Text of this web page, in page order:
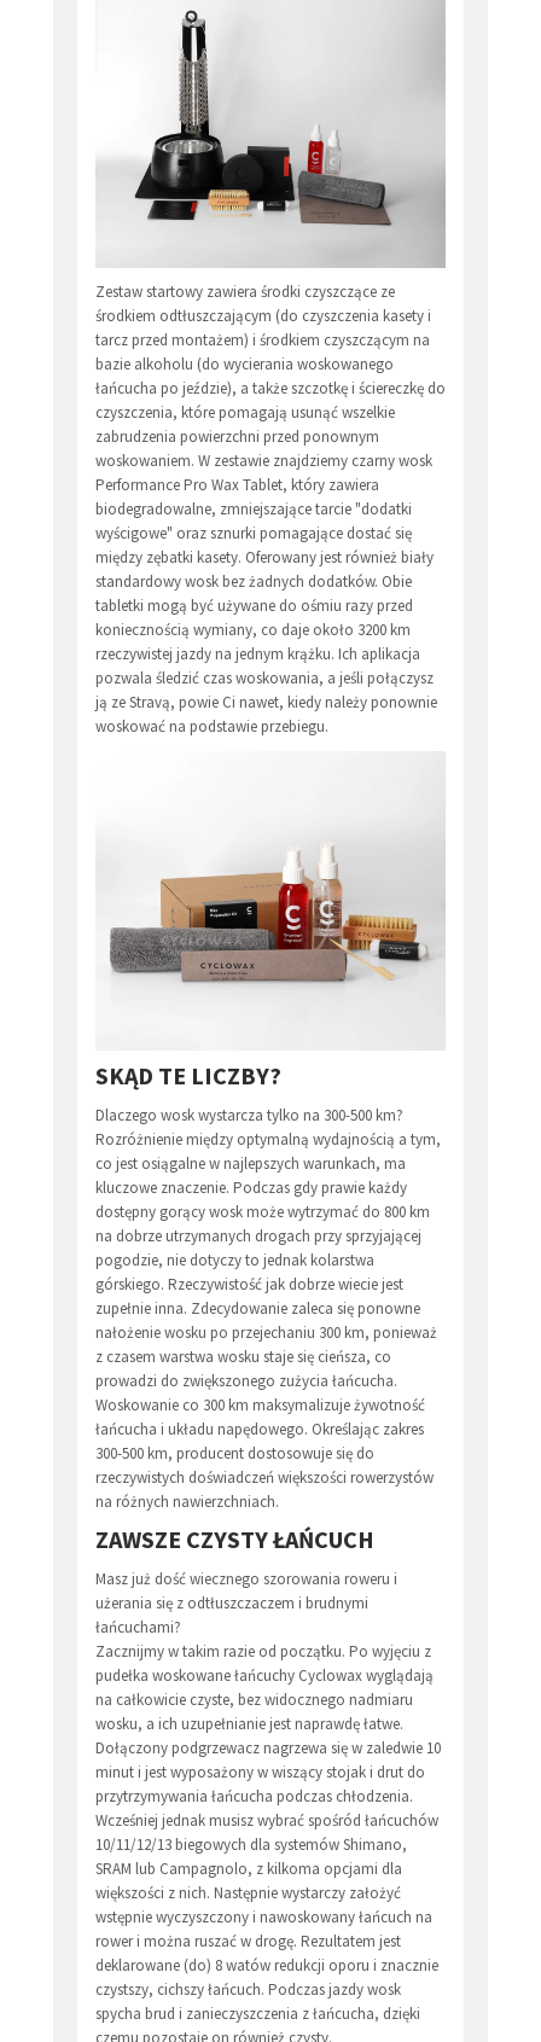
Zestaw startowy zawiera środki czyszczące ze
środkiem odtłuszczającym (do czyszczenia kasety i
tarcz przed montażem) i środkiem czyszczącym na
bazie alkoholu (do wycierania woskowanego
łańcucha po jeździe), a także szczotkę i ściereczkę do
czyszczenia, które pomagają usunąć wszelkie
zabrudzenia powierzchni przed ponownym
woskowaniem. W zestawie znajdziemy czarny wosk
Performance Pro Wax Tablet, który zawiera
biodegradowalne, zmniejszające tarcie "dodatki
wyścigowe" oraz sznurki pomagające dostać się
między zębatki kasety. Oferowany jest również biały
standardowy wosk bez żadnych dodatków. Obie
tabletki mogą być używane do ośmiu razy przed
koniecznością wymiany, co daje około 3200 km
rzeczywistej jazdy na jednym krążku. Ich aplikacja
pozwala śledzić czas woskowania, a jeśli połączysz
ją ze Stravą, powie Ci nawet, kiedy należy ponownie
woskować na podstawie przebiegu.
SKĄD TE LICZBY?
Dlaczego wosk wystarcza tylko na 300-500 km?
Rozróżnienie między optymalną wydajnością a tym,
co jest osiągalne w najlepszych warunkach, ma
kluczowe znaczenie. Podczas gdy prawie każdy
dostępny gorący wosk może wytrzymać do 800 km
na dobrze utrzymanych drogach przy sprzyjającej
pogodzie, nie dotyczy to jednak kolarstwa
górskiego. Rzeczywistość jak dobrze wiecie jest
zupełnie inna. Zdecydowanie zaleca się ponowne
nałożenie wosku po przejechaniu 300 km, ponieważ
z czasem warstwa wosku staje się cieńsza, co
prowadzi do zwiększonego zużycia łańcucha.
Woskowanie co 300 km maksymalizuje żywotność
łańcucha i układu napędowego. Określając zakres
300-500 km, producent dostosowuje się do
rzeczywistych doświadczeń większości rowerzystów
na różnych nawierzchniach.
ZAWSZE CZYSTY ŁAŃCUCH
Masz już dość wiecznego szorowania roweru i
użerania się z odtłuszczaczem i brudnymi
łańcuchami?
Zacznijmy w takim razie od początku. Po wyjęciu z
pudełka woskowane łańcuchy Cyclowax wyglądają
na całkowicie czyste, bez widocznego nadmiaru
wosku, a ich uzupełnianie jest naprawdę łatwe.
Dołączony podgrzewacz nagrzewa się w zaledwie 10
minut i jest wyposażony w wiszący stojak i drut do
przytrzymywania łańcucha podczas chłodzenia.
Wcześniej jednak musisz wybrać spośród łańcuchów
10/11/12/13 biegowych dla systemów Shimano,
SRAM lub Campagnolo, z kilkoma opcjami dla
większości z nich. Następnie wystarczy założyć
wstępnie wyczyszczony i nawoskowany łańcuch na
rower i można ruszać w drogę. Rezultatem jest
deklarowane (do) 8 watów redukcji oporu i znacznie
czystszy, cichszy łańcuch. Podczas jazdy wosk
spycha brud i zanieczyszczenia z łańcucha, dzięki